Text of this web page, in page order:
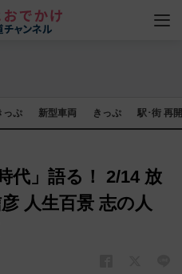
っぷ 新型車両 きっぷ 駅･街 再
代」語る！ 2/14 放
人生百景 志の人